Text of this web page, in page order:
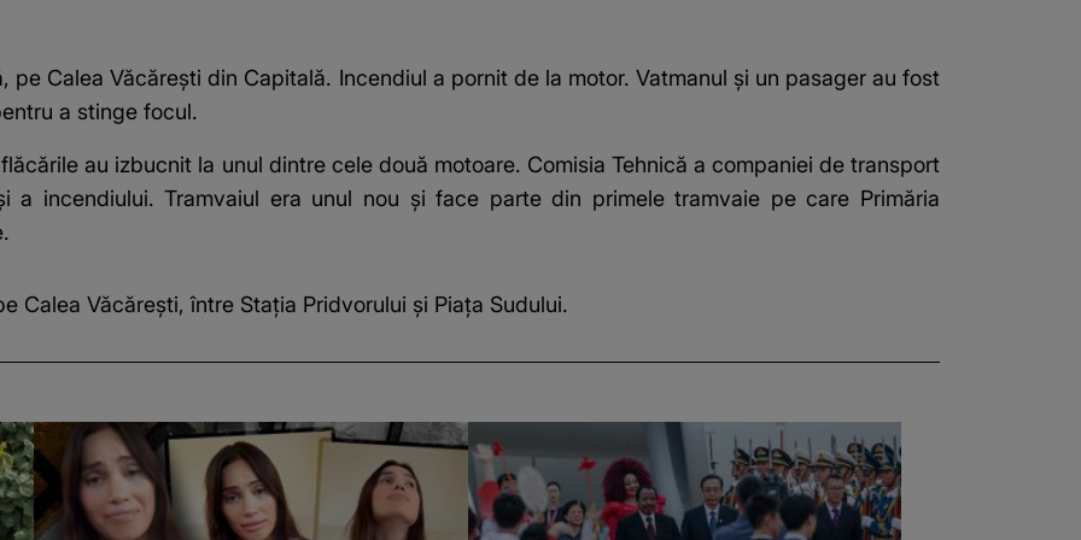
Calea Văcărești din Capitală. Incendiul a pornit de la motor. Vatmanul și un pasager au fost
a stinge focul.
au izbucnit la unul dintre cele două motoare. Comisia Tehnică a companiei de transport
a incendiului. Tramvaiul era unul nou şi face parte din primele tramvaie pe care Primăria
Calea Văcărești, între Stația Pridvorului și Piața Sudului.